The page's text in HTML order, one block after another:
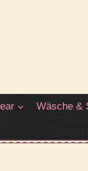
Wäsche &